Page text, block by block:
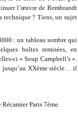
l’œuvre de Rembrandt
technique ? Tiens, un sujet
: un tableau sombre qui
boîtes remisées, en
ci « Soup Campbell’s ».
jusqu’au XXème siècle… il
Paris 7ème.